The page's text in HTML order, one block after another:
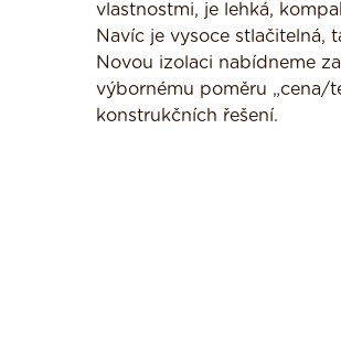
vlastnostmi, je lehká,
Navíc je vysoce stlačitelná,
Novou izolaci nabídneme
výbornému poměru „cena/
konstrukčních řešení.